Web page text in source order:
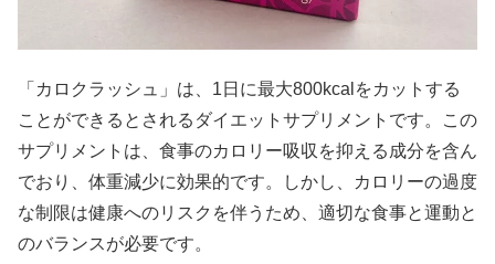
「カロクラッシュ」は、1日に最大800kcalをカットする
ことができるとされるダイエットサプリメントです。この
サプリメントは、食事のカロリー吸収を抑える成分を含ん
でおり、体重減少に効果的です。しかし、カロリーの過度
な制限は健康へのリスクを伴うため、適切な食事と運動と
のバランスが必要です。